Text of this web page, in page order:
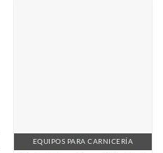
EQUIPOS PARA CARNICERÍA